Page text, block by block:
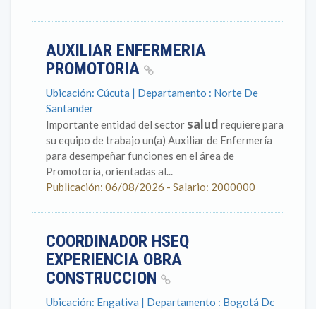
AUXILIAR ENFERMERIA
PROMOTORIA
Ubicación: Cúcuta | Departamento : Norte De
Santander
Importante entidad del sector salud requiere para
su equipo de trabajo un(a) Auxiliar de Enfermería
para desempeñar funciones en el área de
Promotoría, orientadas al...
Publicación: 06/08/2026 - Salario: 2000000
COORDINADOR HSEQ
EXPERIENCIA OBRA
CONSTRUCCION
Ubicación: Engativa | Departamento : Bogotá Dc